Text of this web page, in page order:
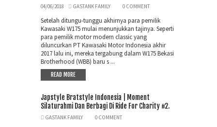
04/06/2018 GASTANK FAMILY 0 COMMENT
Setelah ditungu-tunggu akhirnya para pemilik
Kawasaki W175 mulai menunjukkan tajinya. Seperti
para pemilik motor modern classic yang
diluncurkan PT Kawasaki Motor Indonesia akhir
2017 lalu ini, mereka tergabung dalam W175 Bekasi
Brotherhood (WBB) baru s ...
READ MORE
Japstyle Bratstyle Indonesia | Moment
Silaturahmi Dan Berbagi Di Ride For Charity #2.
GASTANK FAMILY 0 COMMENT